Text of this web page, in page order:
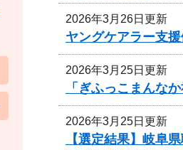
2026年3月26日更新
ヤングケアラー支
2026年3月25日更新
「ぎふっこまんな
2026年3月25日更新
【選定結果】岐阜